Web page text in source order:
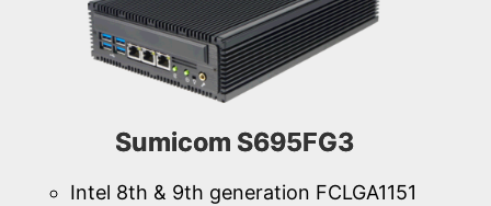
Sumicom S695FG3
Intel 8th & 9th generation FCLGA1151